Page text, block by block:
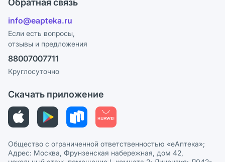
Блог
Лицензия
Реклама на сайте
Ваши товары на ЕАПТЕКЕ
Программа СберСпасибо
Политика конфиденциальности
Пользовательское соглашение
Политика рекомендаций
Этика и соответствие
Политика в отношении обработки персональных данных
info@eapteka.ru
Если есть вопросы,
отзывы и предложения
88007007711
Круглосуточно
Скачать приложение
Общество с ограниченной ответственностью «еАптека»;
Адрес: Москва, Фрунзенская набережная, дом 42,